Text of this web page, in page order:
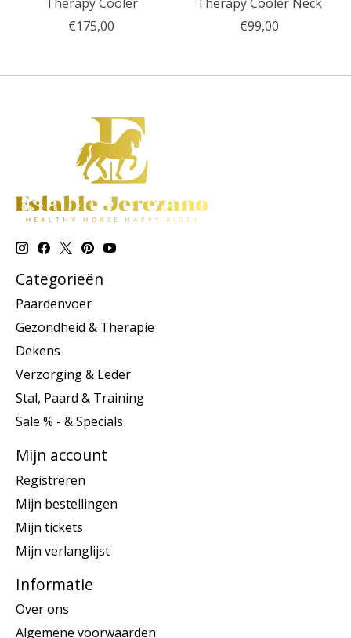
€175,00
€99,00
Categorieën
Paardenvoer
Gezondheid & Therapie
Dekens
Verzorging & Leder
Stal, Paard & Training
Sale % - & Specials
Mijn account
Registreren
Mijn bestellingen
Mijn tickets
Mijn verlanglijst
Informatie
Over ons
Algemene voorwaarden